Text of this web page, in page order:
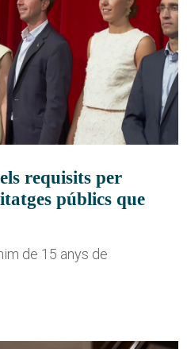
requisits per
públics que
de 15 anys de